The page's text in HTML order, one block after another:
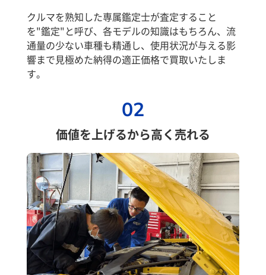
クルマを熟知した専属鑑定士が査定すること
を"鑑定"と呼び、各モデルの知識はもちろん、流
通量の少ない車種も精通し、使用状況が与える影
響まで見極めた納得の適正価格で買取いたしま
す。
02
価値を上げるから高く売れる